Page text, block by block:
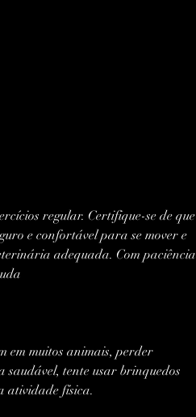
e confortável para se mover e
adequada. Com paciência
em muitos animais, perder
saudável, tente usar brinquedos
atividade física.